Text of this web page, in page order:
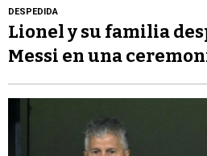
DESPEDIDA
Lionel y su familia
Messi en una